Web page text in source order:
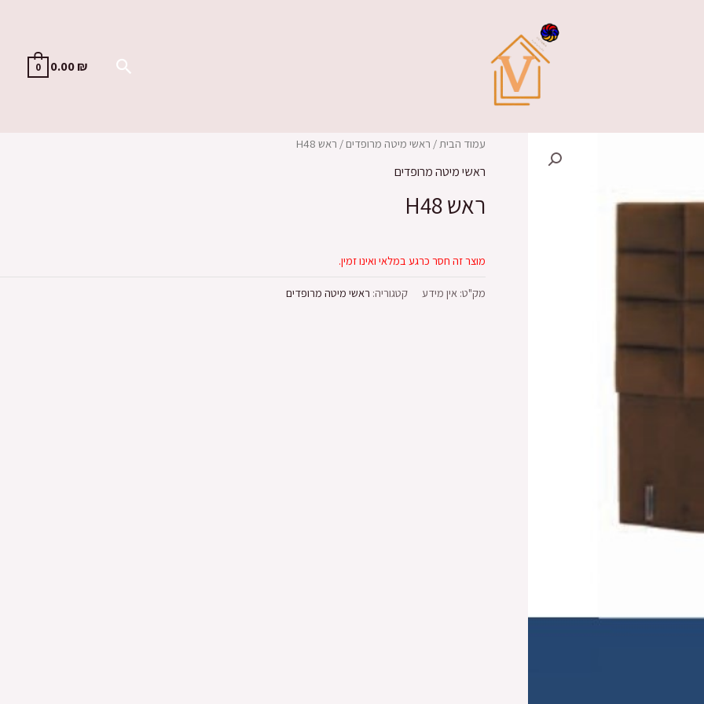
0.00₪
0
עמוד הבית/ ראשי מיטה מרופדים / ראש H48
ראשי מיטה מרופדים
ראש H48
מוצר זה חסר כרגע במלאי ואינו זמין.
מק"ט: אין מידע קטגוריה: ראשי מיטה מרופדים